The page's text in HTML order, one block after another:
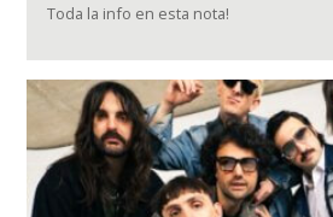
Toda la info en esta nota!